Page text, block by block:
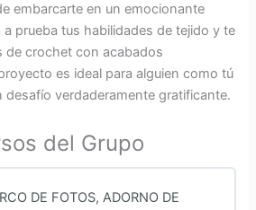
embarcarte en un emocionante
prueba tus habilidades de tejido y te
de crochet con acabados
es ideal para alguien como tú
desafío verdaderamente gratificante.
del Grupo
DE FOTOS, ADORNO DE